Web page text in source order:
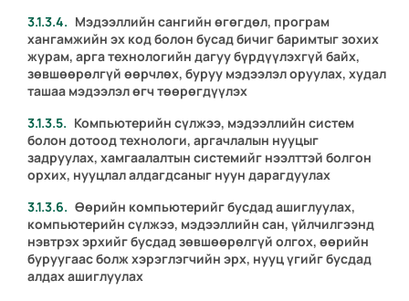
Мэдээллийн сангийн өгөгдөл, програм
хангамжийн эх код болон бусад бичиг баримтыг зохих
журам, арга технологийн дагуу бүрдүүлэхгүй байх,
зөвшөөрөлгүй өөрчлөх, буруу мэдээлэл оруулах, худал
ташаа мэдээлэл өгч төөрөгдүүлэх
Компьютерийн сүлжээ, мэдээллийн систем
болон дотоод технологи, аргачлалын нууцыг
задруулах, хамгаалалтын системийг нээлттэй болгон
орхих, нууцлал алдагдсаныг нуун дарагдуулах
Өөрийн компьютерийг бусдад ашиглуулах,
компьютерийн сүлжээ, мэдээллийн сан, үйлчилгээнд
нэвтрэх эрхийг бусдад зөвшөөрөлгүй олгох, өөрийн
буруугаас болж хэрэглэгчийн эрх, нууц үгийг бусдад
алдах ашиглуулах